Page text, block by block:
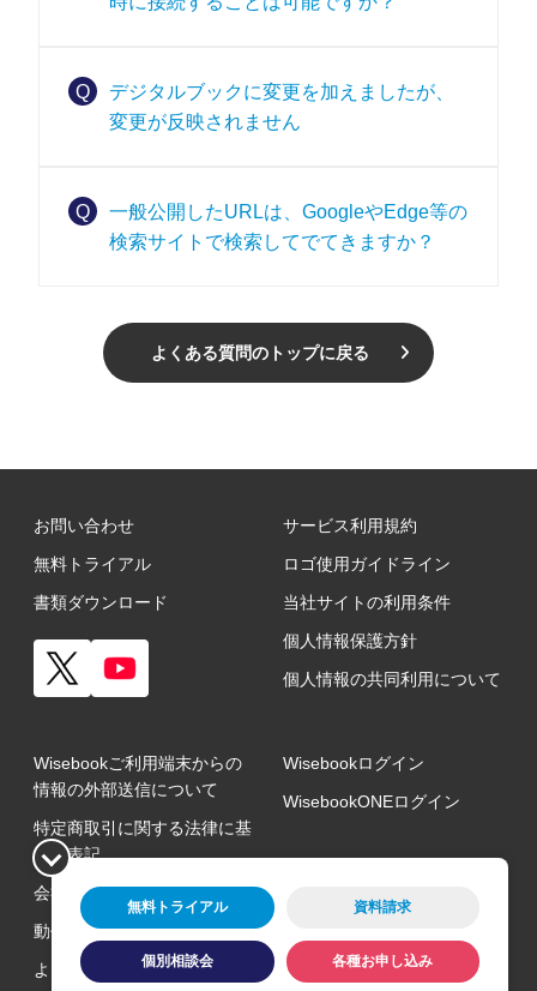
Q
デジタルブックに変更を加えましたが、
変更が反映されません
Q
一般公開したURLは、GoogleやEdge等の
検索サイトで検索してでてきますか？
よくある質問のトップに戻る
お問い合わせ
無料トライアル
書類ダウンロード
サービス利用規約
ロゴ使用ガイドライン
当社サイトの利用条件
個人情報保護方針
個人情報の共同利用について
Wisebookご利用端末からの
情報の外部送信について
特定商取引に関する法律に基
づく表記
会社概要
動作環境
よくある質問
Wisebookログイン
WisebookONEログイン
無料トライアル 資料請求
個別相談会 各種お申し込み